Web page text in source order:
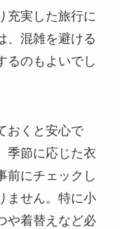
充実した旅行に
、混雑を避ける
るのもよいでし
おくと安心で
季節に応じた衣
前にチェックし
ません。特に小
や着替えなど必